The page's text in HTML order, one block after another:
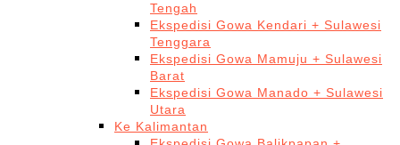
Tengah
Ekspedisi Gowa Kendari + Sulawesi
Tenggara
Ekspedisi Gowa Mamuju + Sulawesi
Barat
Ekspedisi Gowa Manado + Sulawesi
Utara
Ke Kalimantan